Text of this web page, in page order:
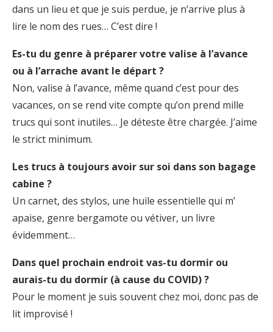
dans un lieu et que je suis perdue, je n’arrive plus à
lire le nom des rues… C’est dire !
Es-tu du genre à préparer votre valise à l’avance
ou à l’arrache avant le départ ?
Non, valise à l’avance, même quand c’est pour des
vacances, on se rend vite compte qu’on prend mille
trucs qui sont inutiles… Je déteste être chargée. J’aime
le strict minimum.
Les trucs à toujours avoir sur soi dans son bagage
cabine ?
Un carnet, des stylos, une huile essentielle qui m’
apaise, genre bergamote ou vétiver, un livre
évidemment…
Dans quel prochain endroit vas-tu dormir ou
aurais-tu du dormir (à cause du COVID) ?
Pour le moment je suis souvent chez moi, donc pas de
lit improvisé !